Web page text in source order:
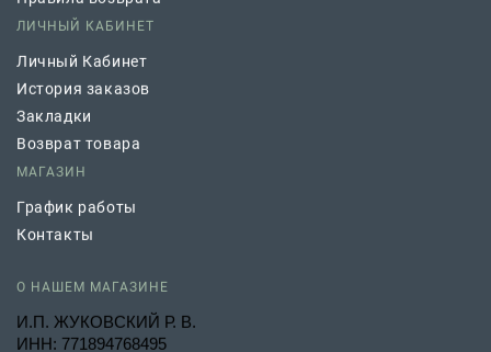
ЛИЧНЫЙ КАБИНЕТ
Личный Кабинет
История заказов
Закладки
Возврат товара
МАГАЗИН
График работы
Контакты
О НАШЕМ МАГАЗИНЕ
И.П. ЖУКОВСКИЙ Р. В.
ИНН: 771894768495